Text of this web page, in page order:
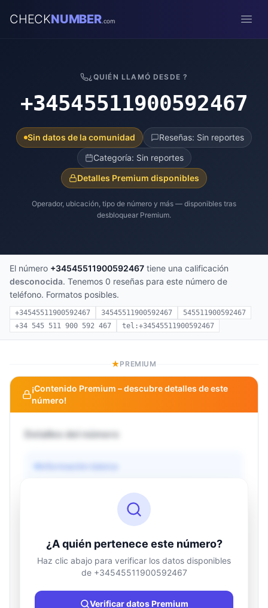
CHECKNUMBER.com
¿QUIÉN LLAMÓ DESDE ?
+34545511900592467
Sin datos de la comunidad
Reseñas: Sin reportes
Categoría: Sin reportes
Detalles Premium disponibles
Operador, ubicación, tipo de número y más — disponibles tras
desbloquear Premium.
El número +34545511900592467 tiene una calificación
desconocida. Tenemos 0 reseñas para este número de
teléfono. Formatos posibles.
+34545511900592467 34545511900592467
545511900592467
+34 545 511 900 592 467
tel:+34545511900592467
PREMIUM
¡Contenido Premium – descubre detalles de este
número!
Detalles del número
Información básica
Información de ubicación
País
Desconocido
¿A quién pertenece este número?
Haz clic abajo para verificar los datos disponibles
de +34545511900592467
Verificar datos Premium